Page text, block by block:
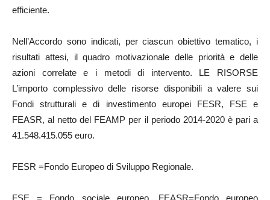
efficiente.
Nell’Accordo sono indicati, per ciascun obiettivo tematico, i
risultati attesi, il quadro motivazionale delle priorità e delle
azioni correlate e i metodi di intervento. LE RISORSE
L’importo complessivo delle risorse disponibili a valere sui
Fondi strutturali e di investimento europei FESR, FSE e
FEASR, al netto del FEAMP per il periodo 2014-2020 è pari a
41.548.415.055 euro.
FESR =Fondo Europeo di Sviluppo Regionale.
FSE = Fondo sociale europeo. FEASR=Fondo europeo